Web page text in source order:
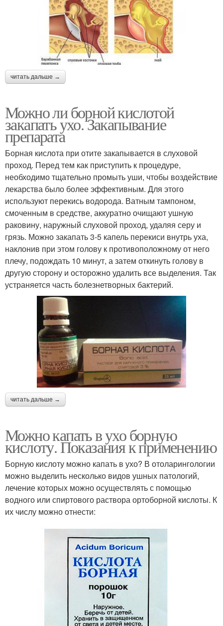
читать дальше →
Можно ли борной кислотой
закапать ухо. Закапывание
препарата
Борная кислота при отите закапывается в слуховой
проход. Перед тем как приступить к процедуре,
необходимо тщательно промыть уши, чтобы воздействие
лекарства было более эффективным. Для этого
используют перекись водорода. Ватным тампоном,
смоченным в средстве, аккуратно очищают ушную
раковину, наружный слуховой проход, удаляя серу и
грязь. Можно закапать 3-5 капель перекиси внутрь уха,
наклонив при этом голову к противоположному от него
плечу, подождать 10 минут, а затем откинуть голову в
другую сторону и осторожно удалить все выделения. Так
устраняется часть болезнетворных бактерий.
читать дальше →
Можно капать в ухо борную
кислоту. Показания к применению
Борную кислоту можно капать в ухо? В отоларингологии
можно выделить несколько видов ушных патологий,
лечение которых можно осуществлять с помощью
водного или спиртового раствора ортоборной кислоты. К
их числу можно отнести: